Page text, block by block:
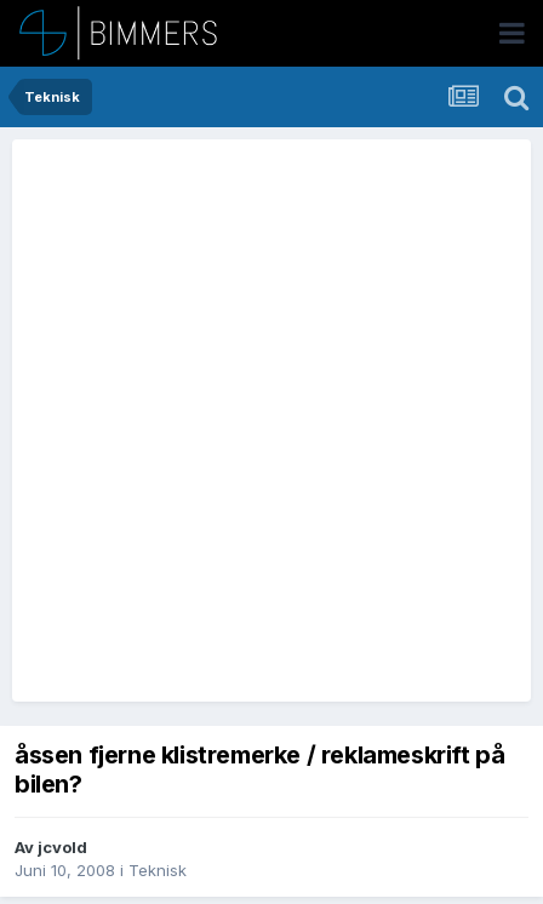
Teknisk
åssen fjerne klistremerke / reklameskrift på
bilen?
Av jcvold
Juni 10, 2008 i Teknisk